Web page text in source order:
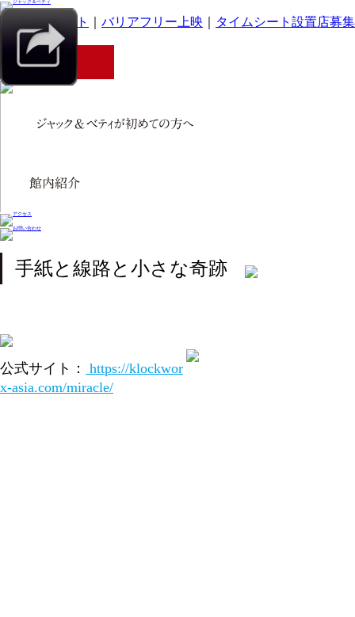
｜ スマホサイト バリアフリー上映 タイムシート設置店募集
手紙と線路と小さな奇跡
公式サイト：
https://klockwor
x-asia.com/miracle/